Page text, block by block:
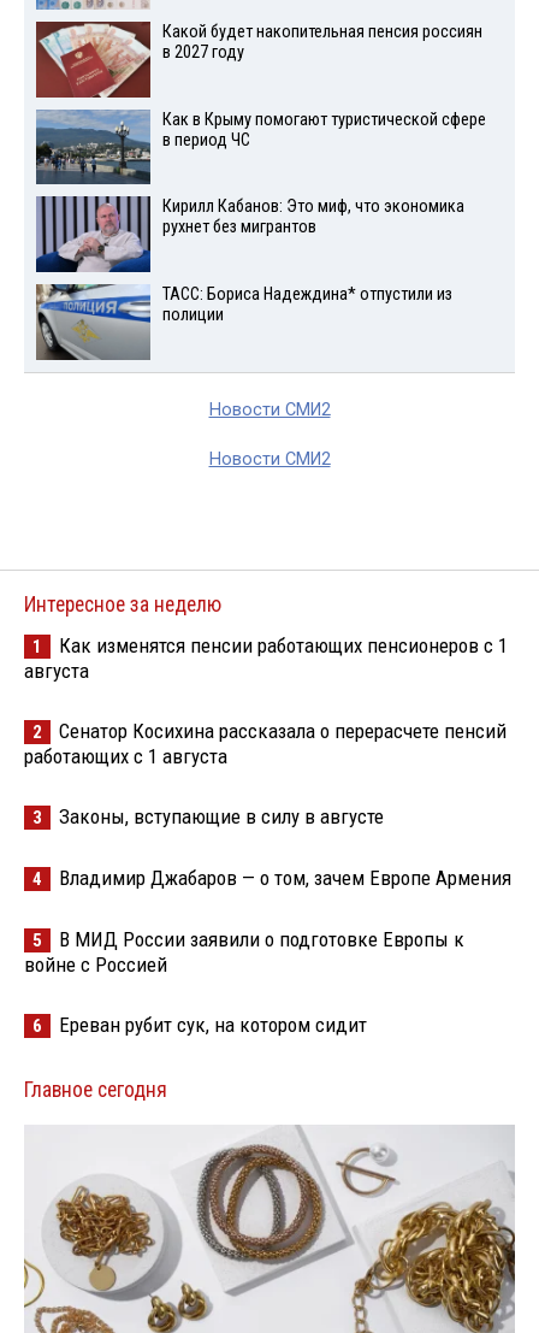
Какой будет накопительная пенсия россиян
в 2027 году
Как в Крыму помогают туристической сфере
в период ЧС
Кирилл Кабанов: Это миф, что экономика
рухнет без мигрантов
ТАСС: Бориса Надеждина* отпустили из
полиции
Новости СМИ2
Новости СМИ2
Интересное за неделю
1
Как изменятся пенсии работающих пенсионеров с 1
августа
2
Сенатор Косихина рассказала о перерасчете пенсий
работающих с 1 августа
3 Законы, вступающие в силу в августе
4 Владимир Джабаров — о том, зачем Европе Армения
5
В МИД России заявили о подготовке Европы к
войне с Россией
6 Ереван рубит сук, на котором сидит
Главное сегодня